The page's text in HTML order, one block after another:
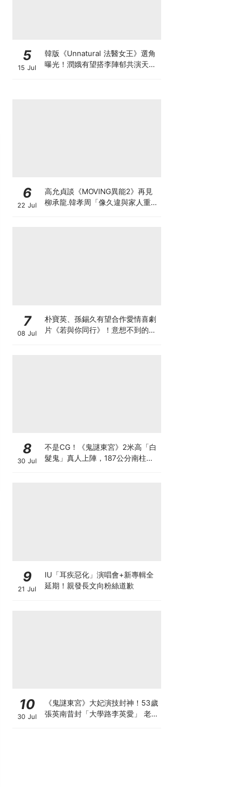
5
15 Jul
韓版《Unnatural 法醫女王》選角
曝光！潤娥有望搭李陣郁共演天才
6
22 Jul
高允貞談《MOVING異能2》再見
柳承龍.韓孝周「像久違與家人重
7
08 Jul
朴寶英、孫錫久有望合作愛情喜劇
片《若與你同行》！意想不到的新
8
30 Jul
不是CG！《鬼謎東宮》2米高「白
髮鬼」真人上陣，187公分南柱赫
9
21 Jul
IU「耳疾惡化」演唱會+新專輯全
延期！親發長文向粉絲道歉
10
30 Jul
《鬼謎東宮》大妃演技封神！53歲
張英南昔封「大學路李英愛」 老公